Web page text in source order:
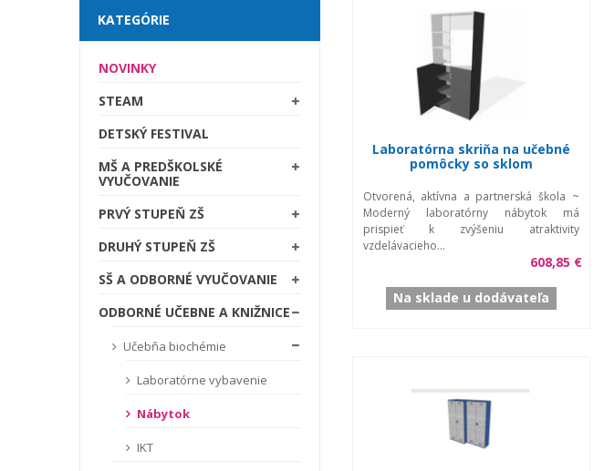
KATEGÓRIE
NOVINKY
STEAM
DETSKÝ FESTIVAL
MŠ A PREDŠKOLSKÉ
VYUČOVANIE
PRVÝ STUPEŇ ZŠ
DRUHÝ STUPEŇ ZŠ
SŠ A ODBORNÉ VYUČOVANIE
ODBORNÉ UČEBNE A KNIŽNICE
Učebňa biochémie
Laboratórne vybavenie
Nábytok
IKT
Laboratórna skriňa na učebné
pomôcky so sklom
Otvorená, aktívna a partnerská škola ~
Moderný laboratórny nábytok má
prispieť k zvýšeniu atraktivity
vzdelávacieho...
608,85 €
Na sklade u dodávateľa